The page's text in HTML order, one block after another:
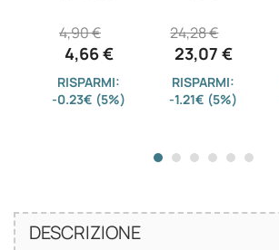
4,66 €
4,90 €
RISPARMI:
-0.23€ (5%)
23,07 €
24,28 €
RISPARMI:
-1.21€ (5%)
DESCRIZIONE